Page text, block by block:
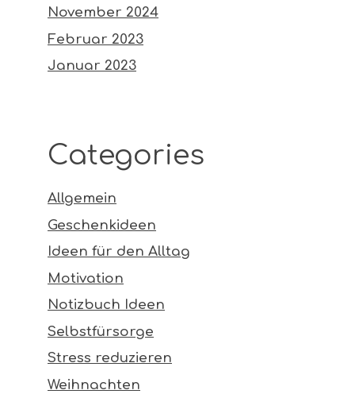
November 2024
Februar 2023
Januar 2023
Categories
Allgemein
Geschenkideen
Ideen für den Alltag
Motivation
Notizbuch Ideen
Selbstfürsorge
Stress reduzieren
Weihnachten